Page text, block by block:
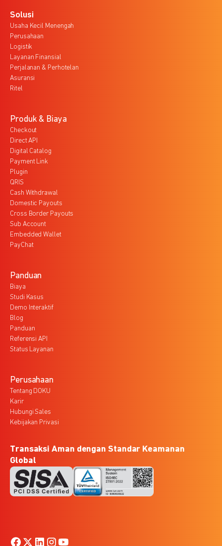
Solusi
Usaha Kecil Menengah
Perusahaan
Logistik
Layanan Finansial
Perjalanan & Perhotelan
Asuransi
Ritel
Produk & Biaya
Checkout
Direct API
Digital Catalog
Payment Link
Plugin
QRIS
Cash Withdrawal
Domestic Payouts
Cross Border Payouts
Sub Account
Embedded Wallet
PayChat
Panduan
Biaya
Studi Kasus
Demo Interaktif
Blog
Panduan
Referensi API
Status Layanan
Perusahaan
Tentang DOKU
Karir
Hubungi Sales
Kebijakan Privasi
Transaksi Aman dengan Standar Keamanan
Global